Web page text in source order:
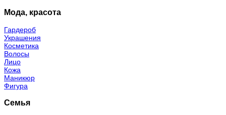
Мода, красота
Гардероб
Украшения
Косметика
Волосы
Лицо
Кожа
Маникюр
Фигура
Семья